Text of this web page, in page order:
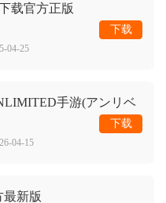
载官方正版
04-25
下载
手游(アンリベ
04-15
下载
最新版